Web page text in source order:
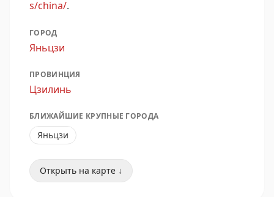
s/china/.
ГОРОД
Яньцзи
ПРОВИНЦИЯ
Цзилинь
БЛИЖАЙШИЕ КРУПНЫЕ ГОРОДА
Яньцзи
Открыть на карте ↓